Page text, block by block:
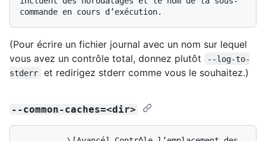
(Pour écrire un fichier journal avec un nom sur lequel
vous avez un contrôle total, donnez plutôt
--log-to-
stderr
et redirigez stderr comme vous le souhaitez.)
--common-caches=<dir>